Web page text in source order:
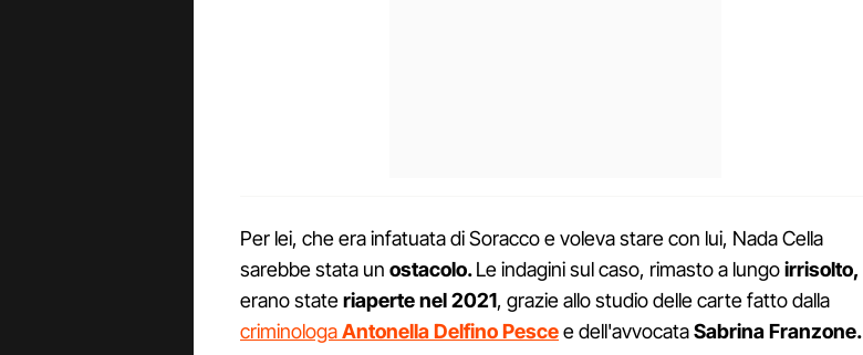
Per lei, che era infatuata di Soracco e voleva stare con lui, Nada Cella
sarebbe stata un ostacolo.Le indagini sul caso, rimasto a lungoirrisolto,
erano stateriaperte nel 2021, grazie allo studio delle carte fatto dalla
criminologaAntonellaDelfinoPescee dell'avvocataSabrina Franzone.